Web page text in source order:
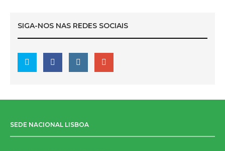
SIGA-NOS NAS REDES SOCIAIS
SEDE NACIONAL LISBOA